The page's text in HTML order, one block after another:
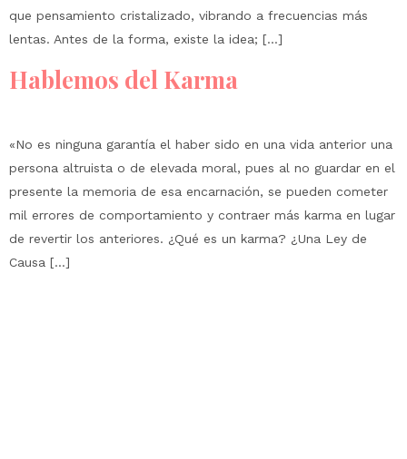
que pensamiento cristalizado, vibrando a frecuencias más
lentas. Antes de la forma, existe la idea; […]
Hablemos del Karma
«No es ninguna garantía el haber sido en una vida anterior una
persona altruista o de elevada moral, pues al no guardar en el
presente la memoria de esa encarnación, se pueden cometer
mil errores de comportamiento y contraer más karma en lugar
de revertir los anteriores. ¿Qué es un karma? ¿Una Ley de
Causa […]